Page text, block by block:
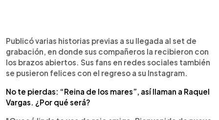
Publicó varias historias previas a su llegada al set de
grabación, en donde sus compañeros la recibieron con
los brazos abiertos. Sus fans en redes sociales también
se pusieron felices con el regreso a su Instagram.
No te pierdas: “Reina de los mares”, así llaman a Raquel
Vargas. ¿Por qué será?